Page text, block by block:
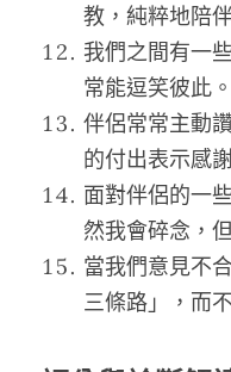
教，純粹地陪
我們之間有一
常能逗笑彼此。
伴侶常常主動
的付出表示感
面對伴侶的一
然我會碎念，
當我們意見不
三條路」，而